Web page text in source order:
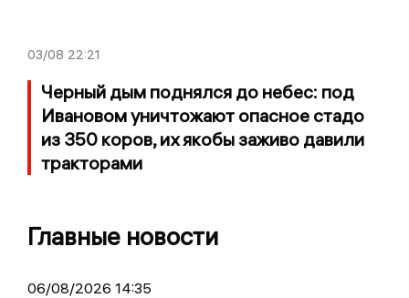
03/08 22:21
Черный дым поднялся до небес: под
Ивановом уничтожают опасное стадо
из 350 коров, их якобы заживо давили
тракторами
Главные новости
06/08/2026 14:35